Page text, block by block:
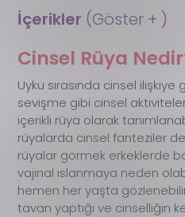
İçerikler (Göster + )
Cinsel Rüya
Uyku sırasında cinsel
sevişme gibi cinsel
içerikli rüya olarak
rüyalarda cinsel fanteziler
rüyalar görmek erkeklerde
vajinal ıslanmaya neden
hemen her yaşta
tavan yaptığı ve cinselliğin